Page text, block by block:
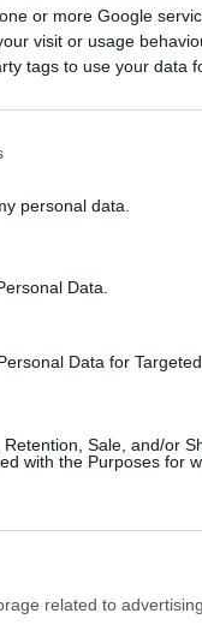
or more Google
visit or usage
tags to use your data
personal data.
Data.
Data for Targeted
Sale, and/or
with the Purposes for
related to